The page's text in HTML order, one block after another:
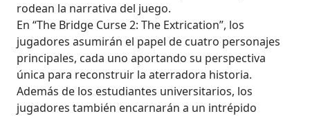
rodean la narrativa del juego.
En “The Bridge Curse 2: The Extrication”, los
jugadores asumirán el papel de cuatro personajes
principales, cada uno aportando su perspectiva
única para reconstruir la aterradora historia.
Además de los estudiantes universitarios, los
jugadores también encarnarán a un intrépido